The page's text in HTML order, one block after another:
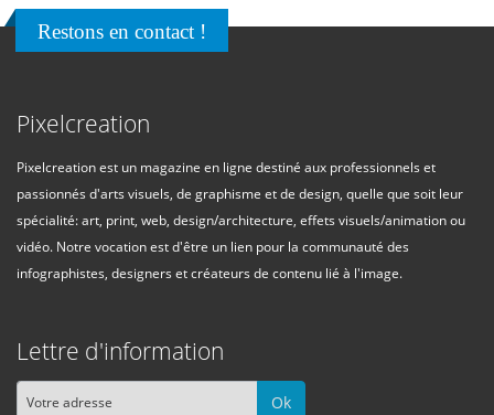
Restons en contact !
Pixelcreation
Pixelcreation est un magazine en ligne destiné aux professionnels et
passionnés d'arts visuels, de graphisme et de design, quelle que soit leur
spécialité: art, print, web, design/architecture, effets visuels/animation ou
vidéo. Notre vocation est d'être un lien pour la communauté des
infographistes, designers et créateurs de contenu lié à l'image.
Lettre d'information
Ok